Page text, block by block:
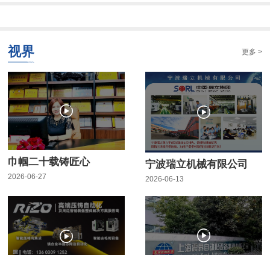
视界 更多 >
巾帼二十载铸匠心
2026-06-27
宁波瑞立机械有限公司
2026-06-13